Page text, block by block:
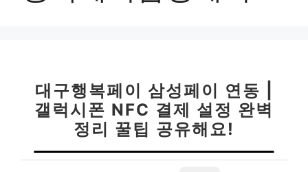
대구행복페이 삼성페이 연동 |
갤럭시폰 NFC 결제 설정 완벽
정리 꿀팁 공유해요!